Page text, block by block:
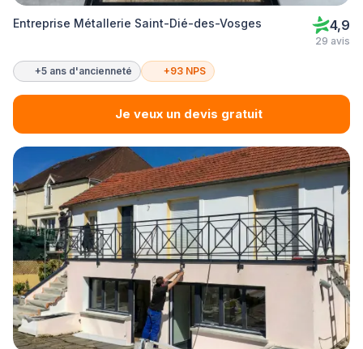
Entreprise Métallerie Saint-Dié-des-Vosges 4,9
29 avis
+5 ans d'ancienneté +93 NPS
Je veux un devis gratuit